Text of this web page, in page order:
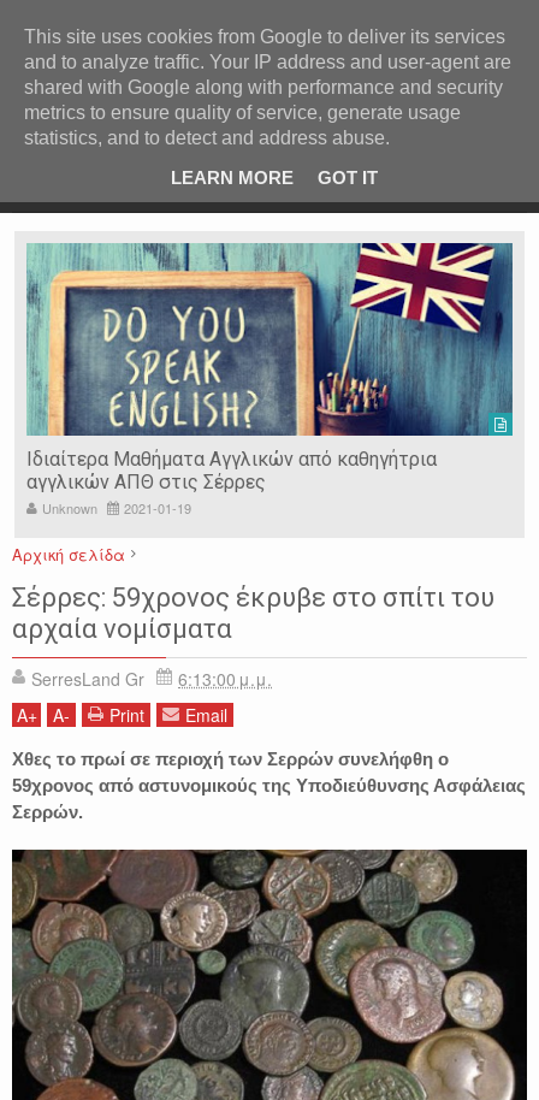
Ιερόσυλοι έκλεψαν τάματα από Ιερό Ναό στις Σέρρες
Ιδιαίτερα Μαθήματα Αγγλικών από καθηγήτρια
αγγλικών ΑΠΘ στις Σέρρες
Unknown 2021-01-19
Αρχική σελίδα
ΑΡΧΑΙΑ ΝΟΜΙΣΜΑΤΑ
ΑΣΤΥΝΟΜΙΚΑ ΕΙΔΗΣΕΙΣ ΣΕΡΡΕΣ
Σέρρες: 59χρονος έκρυβε στο σπίτι του
αρχαία νομίσματα
SerresLand Gr
6:13:00 μ.μ.
A+ A- Print Email
Χθες το πρωί σε περιοχή των Σερρών συνελήφθη ο
59χρονος από αστυνομικούς της Υποδιεύθυνσης Ασφάλειας
Σερρών.
ΚΕΝΤΡΙΚΗ ΑΝΑ ΚΑΤΗΓΟΡΙΑ
ΕΙΔΗΣΕΙΣ ΑΝΑ ΠΕΡΙΟΧΗ
ΠΡΟΣΦΑΤΑ ΝΕΑ
Ν. ΣΕΡΡΩΝ Η ΓΗ ΜΑΣ
ΤΥΧΑΙΕΣ ΑΝΑΡΤΗΣΕΙΣ/ΑΡΘΡΑ
Serres Racing Circuit
Panserraikos FC
Ikaroi B.C.
This site uses cookies from Google to deliver its services
and to analyze traffic. Your IP address and user-agent are
shared with Google along with performance and security
metrics to ensure quality of service, generate usage
statistics, and to detect and address abuse.
LEARN MORE
GOT IT